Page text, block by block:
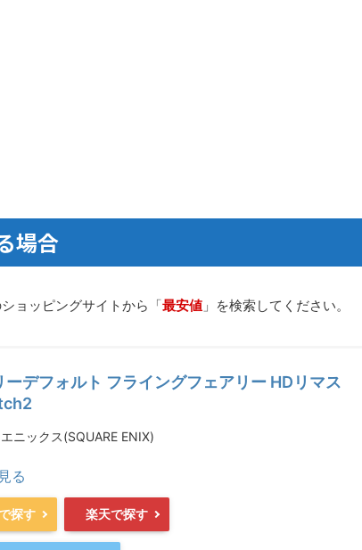
場合
ョッピングサイトから「最安値 」を検索してください。
ーデフォルト フライングフェアリー HDリマス
ニックス(SQUARE ENIX)
る
探す 楽天で探す